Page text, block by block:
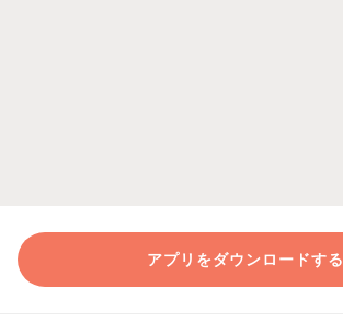
アプリをダウンロードする